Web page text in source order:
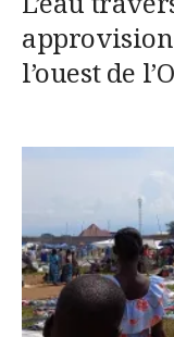
l’ouest de